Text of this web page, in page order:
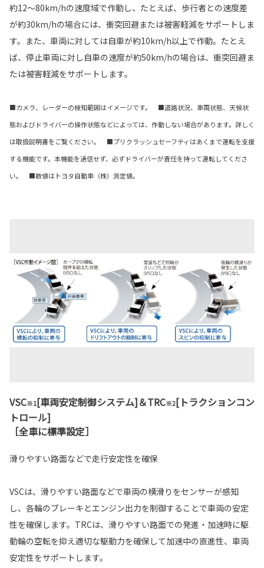
約12〜80km/hの速度域で作動し、たとえば、歩行者との速度差
が約30km/hの場合には、衝突回避または被害軽減をサポートしま
す。また、車両に対しては自車が約10km/h以上で作動。たとえ
ば、停止車両に対し自車の速度が約50km/hの場合は、衝突回避ま
たは被害軽減をサポートします。
■カメラ、レーダーの検知範囲はイメージです。 ■道路状況、車両状態、天候状
態およびドライバーの操作状態などによっては、作動しない場合があります。詳しく
は取扱説明書をご覧ください。 ■プリクラッシュセーフティはあくまで運転を支援
する機能です。本機能を過信せず、必ずドライバーが責任を持って運転してくださ
い。 ■数値はトヨタ自動車（株）測定値。
VSC※1[車両安定制御システム]＆TRC※2[トラクションコン
トロール]
［全車に標準設定］
滑りやすい路面などで走行安定性を確保
VSCは、滑りやすい路面などで車両の横滑りをセンサーが感知
し、各輪のブレーキとエンジン出力を制御することで車両の安定
性を確保します。TRCは、滑りやすい路面での発進・加速時に駆
動輪の空転を抑え適切な駆動力を確保して加速中の直進性、車両
安定性をサポートします。